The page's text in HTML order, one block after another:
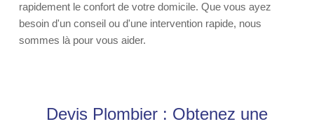
rapidement le confort de votre domicile. Que vous ayez
besoin d'un conseil ou d'une intervention rapide, nous
sommes là pour vous aider.
Devis Plombier : Obtenez une